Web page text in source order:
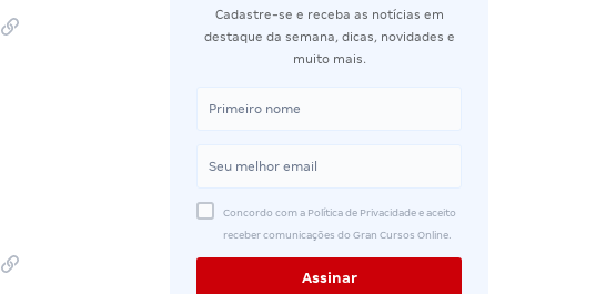
Cadastre-se e receba as notícias em
destaque da semana, dicas, novidades e
muito mais.
Concordo com a Política de Privacidade e aceito
receber comunicações do Gran Cursos Online.